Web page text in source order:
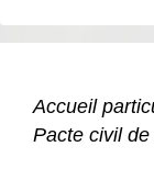
Accueil
Pacte civil